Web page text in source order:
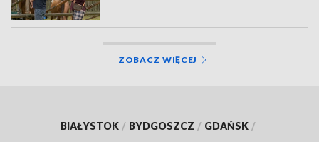
ZOBACZ WIĘCEJ
BIAŁYSTOK / BYDGOSZCZ / GDAŃSK /